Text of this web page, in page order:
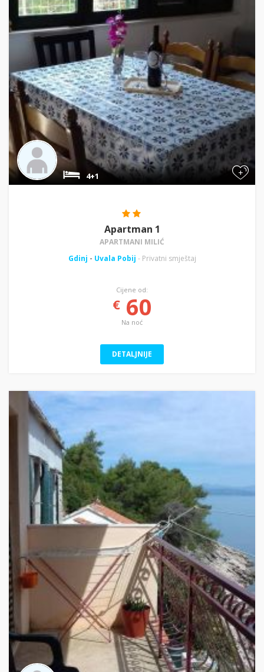
+
4+1
Apartman 1
APARTMANI MILIĆ
Gdinj - Uvala Pobij - Privatni smještaj
Cijene od:
€60
Na noć
DETALJNIJE